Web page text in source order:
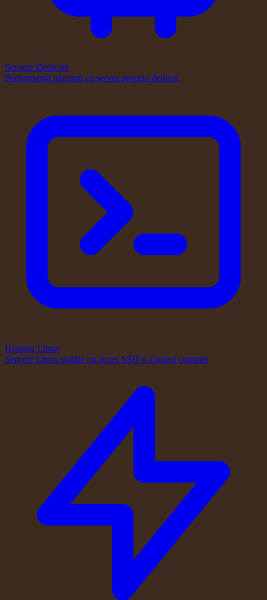
Servere Dedicate
Performanță maximă cu server propriu dedicat
Hosting Linux
Servere Linux stabile cu acces SSH și control complet